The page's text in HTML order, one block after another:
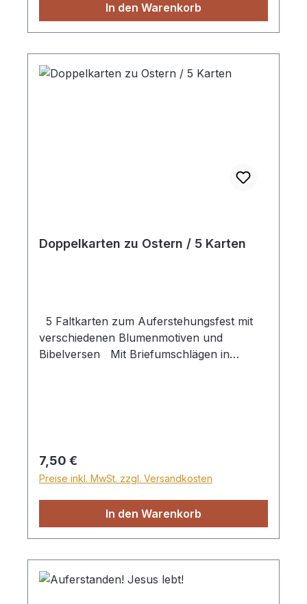
In den Warenkorb
Doppelkarten zu Ostern / 5 Karten
5 Faltkarten zum Auferstehungsfest mit
verschiedenen Blumenmotiven und
Bibelversen Mit Briefumschlägen in
Regulärer Preis:
7,50 €
Preise inkl. MwSt. zzgl. Versandkosten
In den Warenkorb